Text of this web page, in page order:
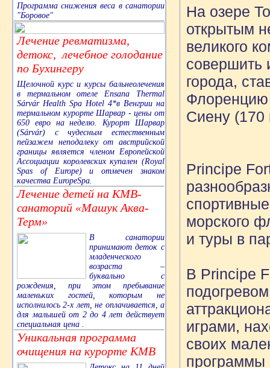
Программа снижения веса в санатории
"Боровое"
Лечение ревматизма,
детокс, лечебное голодание
по Бухингеру
Щелочной курс и курсы бальнеолечения
в термальном отеле Ensana Thermal
Sárvár Health Spa Hotel 4*в Венгрии на
термальном курорте Шарвар - цены от
650 евро на неделю. Курорт Шарвар
(Sárvár) с чудесным естественным
пейзажем неподалеку от австрийской
границы является членом Европейской
Ассоциации королевских купален (Royal
Spas of Europe) и отмечен знаком
качества EuropeSpa.
Лечение детей на КМВ-
санаторий «Машук Аква-
Терм»
В санатории
принимают деток с
младенческого
возраста –
буквально с
рождения, при этом пребывание
маленьких гостей, которым не
исполнилось 2-х лет, не оплачивается, а
для малышей от 2 до 4 лет действует
специальная цена .
Уникальная программа
очищения на курорте КМВ
На озере
открытым
великого
совершить
города,
Флоренцию
Сиену (170
Principe
морского
и туры в
В Principe
играми,
своих
программы